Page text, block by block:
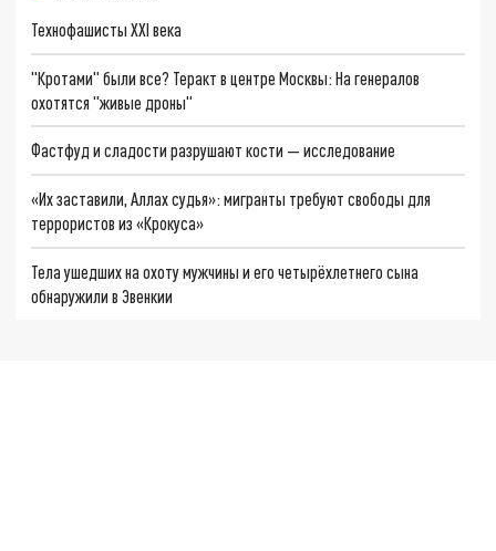
Технофашисты XXI века
"Кротами" были все? Теракт в центре Москвы: На генералов
охотятся "живые дроны"
Фастфуд и сладости разрушают кости — исследование
«Их заставили, Аллах судья»: мигранты требуют свободы для
террористов из «Крокуса»
Тела ушедших на охоту мужчины и его четырёхлетнего сына
обнаружили в Эвенкии